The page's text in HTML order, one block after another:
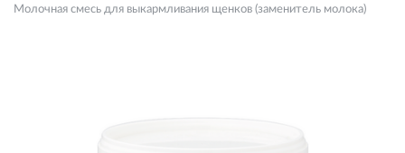
Молочная смесь для выкармливания щенков (заменитель молока)